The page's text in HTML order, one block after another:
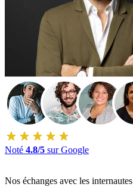
Noté 4.8/5 sur Google
Nos échanges avec les internautes